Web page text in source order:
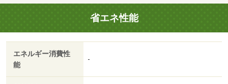
ロ対応／クロゼット／フローリング／シャワー付洗面台／
ＴＶインターホン／浴室乾燥機／室内洗濯置／シューズボ
ックス／システムキッチン／追焚機能浴室／角住戸／温水
洗浄便座／洗面所独立／２口コンロ／駐輪場／ＣＡＴＶ／
光ファイバー／礼金不要／対面式キッチン／照明付／保証
人不要／駐車２台可／敷金１ヶ月／物置／２駅利用可／駅
省エネ性能
エネルギー消費性
能
-